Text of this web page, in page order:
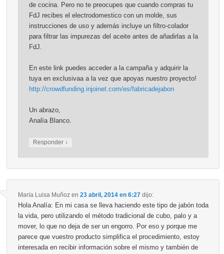
de cocina. Pero no te preocupes que cuando compras tu
FdJ recibes el electrodomestico con un molde, sus
instrucciones de uso y además incluye un filtro-colador
para filtrar las impurezas del aceite antes de añadirlas a la
FdJ.
En este link puedes acceder a la campaña y adquirir la
tuya en exclusivaa a la vez que apoyas nuestro proyecto!
http://crowdfunding.injoinet.com/es/fabricadejabon
Un abrazo,
Analía Blanco.
Responder ↓
María Luisa Muñozen 23 abril, 2014 en 6:27 dijo:
Hola Analía: En mi casa se lleva haciendo este tipo de jabón toda
la vida, pero utilizando el método tradicional de cubo, palo y a
mover, lo que no deja de ser un engorro. Por eso y porque me
parece que vuestro producto simplifica el procedimiento, estoy
interesada en recibir información sobre el mismo y también de